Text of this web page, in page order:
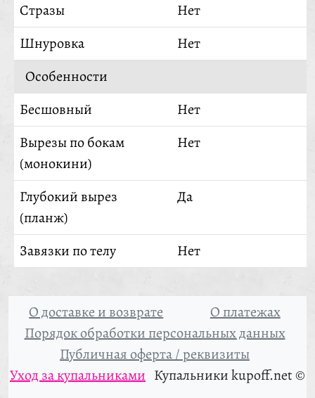
Стразы
Нет
Шнуровка
Нет
Особенности
Бесшовный
Нет
Вырезы по бокам
(монокини)
Нет
Глубокий вырез
(планж)
Да
Завязки по телу Нет
О доставке и возврате
О платежах
Порядок обработки персональных данных
Публичная оферта / реквизиты
Уход за купальниками Купальники kupoff.net ©